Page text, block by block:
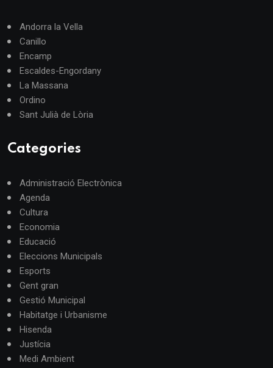
Andorra la Vella
Canillo
Encamp
Escaldes-Engordany
La Massana
Ordino
Sant Julià de Lòria
Categories
Administració Electrònica
Agenda
Cultura
Economia
Educació
Eleccions Municipals
Esports
Gent gran
Gestió Municipal
Habitatge i Urbanisme
Hisenda
Justícia
Medi Ambient